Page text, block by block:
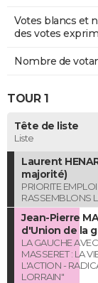
Votes blancs et
des votes
Nombre de
TOUR 1
Tête de liste
Liste
Laurent
majorité)
PRIORITE
RASSEMBLONS
Jean-Pierre
d'Union de la
LA GAUCHE
MASSERET : LA
L'ACTION -
LORRAIN"